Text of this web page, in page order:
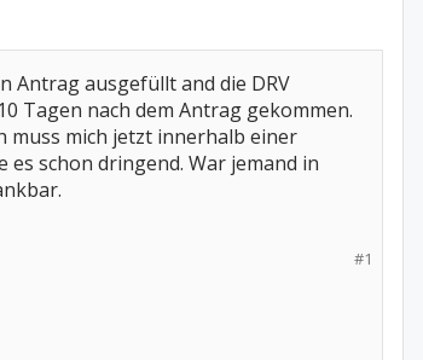
Antrag ausgefüllt and die DRV
Tagen nach dem Antrag gekommen.
muss mich jetzt innerhalb einer
es schon dringend. War jemand in
#1